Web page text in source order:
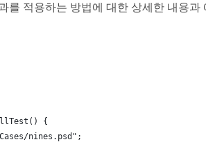
를 적용하는 방법에 대한 상세한 내용
{
nines.psd";